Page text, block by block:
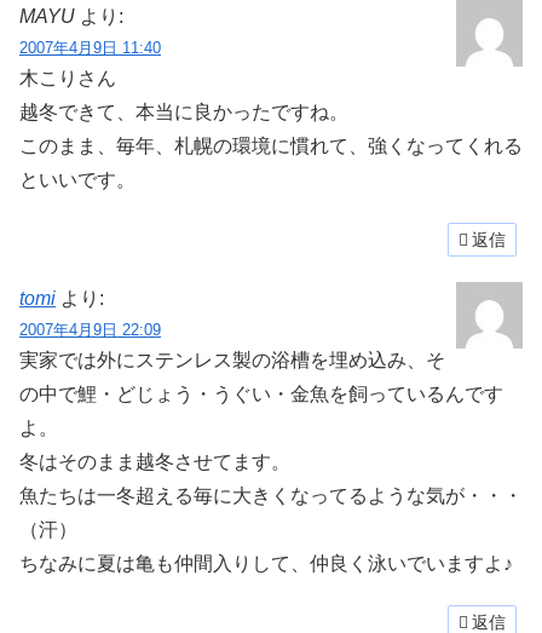
MAYU より:
2007年4月9日 11:40
木こりさん
越冬できて、本当に良かったですね。
このまま、毎年、札幌の環境に慣れて、強くなってくれる
といいです。
返信
tomi より:
2007年4月9日 22:09
実家では外にステンレス製の浴槽を埋め込み、そ
の中で鯉・どじょう・うぐい・金魚を飼っているんです
よ。
冬はそのまま越冬させてます。
魚たちは一冬超える毎に大きくなってるような気が・・・
（汗）
ちなみに夏は亀も仲間入りして、仲良く泳いでいますよ♪
返信